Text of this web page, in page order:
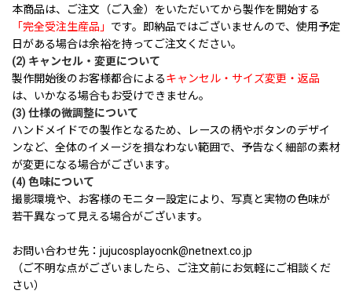
本商品は、ご注文（ご入金）をいただいてから製作を開始する
「完全受注生産品」 です。即納品ではございませんので、使用予定
日がある場合は余裕を持ってご注文ください。
(2) キャンセル・変更について
製作開始後のお客様都合によるキャンセル・サイズ変更・返品
は、いかなる場合もお受けできません。
(3) 仕様の微調整について
ハンドメイドでの製作となるため、レースの柄やボタンのデザイ
ンなど、全体のイメージを損なわない範囲で、予告なく細部の素材
が変更になる場合がございます。
(4) 色味について
撮影環境や、お客様のモニター設定により、写真と実物の色味が
若干異なって見える場合がございます。
お問い合わせ先：jujucosplayocnk@netnext.co.jp
（ご不明な点がございましたら、ご注文前にお気軽にご相談くだ
さい）